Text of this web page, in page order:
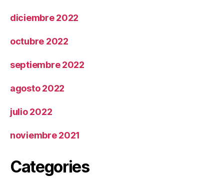
diciembre 2022
octubre 2022
septiembre 2022
agosto 2022
julio 2022
noviembre 2021
Categories